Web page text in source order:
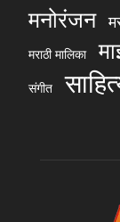
मनोरंजन
मराठी मालिका
संगीत